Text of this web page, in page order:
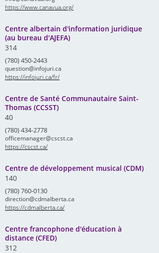
https://www.canavua.org/
Centre albertain d'information juridique
(au bureau d'AJEFA)
314
(780) 450-2443
question@infojuri.ca
https://infojuri.ca/fr/
Centre de Santé Communautaire Saint-
Thomas (CCSST)
40
(780) 434-2778
officemanager@cscst.ca
https://cscst.ca/
Centre de développement musical (CDM)
140
(780) 760-0130
direction@cdmalberta.ca
https://cdmalberta.ca/
Centre francophone d'éducation à
distance (CFED)
312